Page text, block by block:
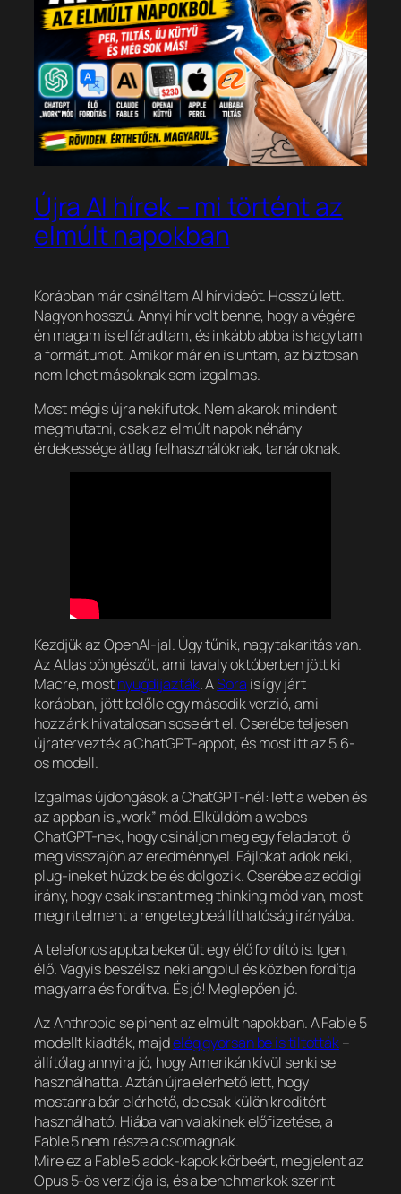
Újra AI hírek – mi történt az
elmúlt napokban
Korábban már csináltam AI hírvideót. Hosszú lett.
Nagyon hosszú. Annyi hír volt benne, hogy a végére
én magam is elfáradtam, és inkább abba is hagytam
a formátumot. Amikor már én is untam, az biztosan
nem lehet másoknak sem izgalmas.
Most mégis újra nekifutok. Nem akarok mindent
megmutatni, csak az elmúlt napok néhány
érdekessége átlag felhasználóknak, tanároknak.
Kezdjük az OpenAI-jal. Úgy tűnik, nagytakarítás van.
Az Atlas böngészőt, ami tavaly októberben jött ki
Macre, mostnyugdíjazták. ASora is így járt
korábban, jött belőle egy második verzió, ami
hozzánk hivatalosan sose ért el. Cserébe teljesen
újratervezték a ChatGPT-appot, és most itt az 5.6-
os modell.
Izgalmas újdongások a ChatGPT-nél: lett a weben és
az appban is „work” mód. Elküldöm a webes
ChatGPT-nek, hogy csináljon meg egy feladatot, ő
meg visszajön az eredménnyel. Fájlokat adok neki,
plug-ineket húzok be és dolgozik. Cserébe az eddigi
irány, hogy csak instant meg thinking mód van, most
megint elment a rengeteg beállíthatóság irányába.
A telefonos appba bekerült egy élő fordító is. Igen,
élő. Vagyis beszélsz neki angolul és közben fordítja
magyarra és fordítva. És jó! Meglepően jó.
Az Anthropic se pihent az elmúlt napokban. A Fable 5
modellt kiadták, majdelég gyorsan be is tiltották–
állítólag annyira jó, hogy Amerikán kívül senki se
használhatta. Aztán újra elérhető lett, hogy
mostanra bár elérhető, de csak külön kreditért
használható. Hiába van valakinek előfizetése, a
Fable 5 nem része a csomagnak.
Mire ez a Fable 5 adok-kapok körbeért, megjelent az
Opus 5-ös verziója is, és a benchmarkok szerint